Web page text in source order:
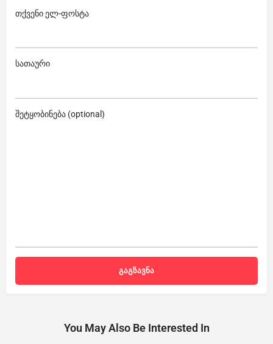
თქვენი ელ-ფოსტა
სათაური
შეტყობინება (optional)
You May Also Be Interested In